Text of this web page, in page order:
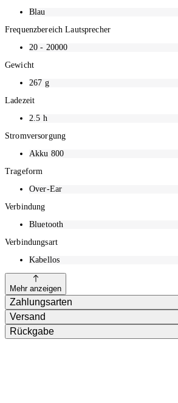
Blau
Frequenzbereich Lautsprecher
20 - 20000
Gewicht
267 g
Ladezeit
2.5 h
Stromversorgung
Akku 800
Trageform
Over-Ear
Verbindung
Bluetooth
Verbindungsart
Kabellos
Mehr anzeigen
Zahlungsarten
Versand
Rückgabe